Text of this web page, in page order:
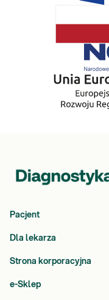
Pacjent
Dla lekarza
Strona korporacyjna
e-Sklep